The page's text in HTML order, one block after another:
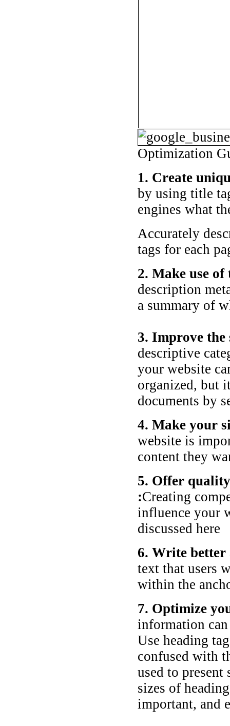
Optimization
1. Create
by using title
engines what
Accurately
tags for each
2. Make use
description
a summary of
3. Improve
descriptive
your website
organized, but
documents by
4. Make your
website is
content they
5. Offer
:Creating
influence your
discussed here
6. Write
text that users
within the
7. Optimize
information
Use heading
confused with
used to present
sizes of
important, and